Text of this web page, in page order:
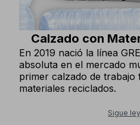
Calzado con
En 2019 nació la línea
absoluta en el mercado
primer calzado de trabajo
materiales reciclados.
Sigue